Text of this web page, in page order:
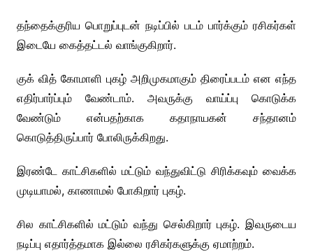
தந்தைக்குரிய பொறுப்புடன் நடிப்பில் படம் பார்க்கும் ரசிகர்கள்
இடையே கைத்தட்டல் வாங்குகிறார்.
குக் வித் கோமாளி புகழ் அறிமுகமாகும் திரைப்படம் என எந்த
எதிர்பார்ப்பும் வேண்டாம். அவருக்கு வாய்ப்பு கொடுக்க
வேண்டும் என்பதற்காக கதாநாயகன் சந்தானம்
கொடுத்திருப்பார் போலிருக்கிறது.
இரண்டே காட்சிகளில் மட்டும் வந்துவிட்டு சிரிக்கவும் வைக்க
முடியாமல், காணாமல் போகிறார் புகழ்.
சில காட்சிகளில் மட்டும் வந்து செல்கிறார் புகழ். இவருடைய
நடிப்பு எதார்த்தமாக இல்லை ரசிகர்களுக்கு ஏமாற்றம்.